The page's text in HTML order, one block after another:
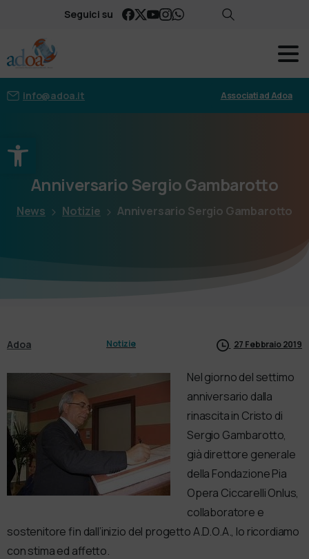
Apri la barra degli strumenti
Seguici su
info@adoa.it Associati ad Adoa
AnniversarioSergioGambarotto
News Notizie Anniversario Sergio Gambarotto
Adoa Notizie 27 Febbraio 2019
Nel giorno del settimo
anniversario dalla
rinascita in Cristo di
Sergio Gambarotto,
già direttore generale
della Fondazione Pia
Opera Ciccarelli Onlus,
collaboratore e
sostenitore fin dall’inizio del progetto A.D.O.A., lo ricordiamo
con stima ed affetto.